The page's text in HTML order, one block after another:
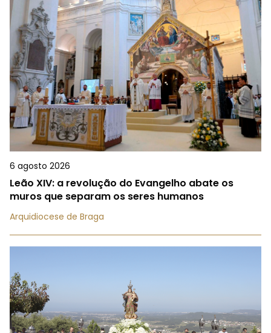
6 agosto 2026
Leão XIV: a revolução do Evangelho abate os
muros que separam os seres humanos
Arquidiocese de Braga